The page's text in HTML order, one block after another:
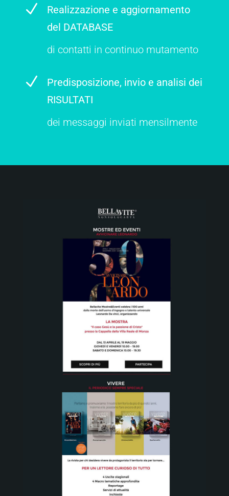
N
Realizzazione e aggiornamento
del DATABASE
di contatti in continuo mutamento
N
Predisposizione, invio e analisi dei
RISULTATI
dei messaggi inviati mensilmente